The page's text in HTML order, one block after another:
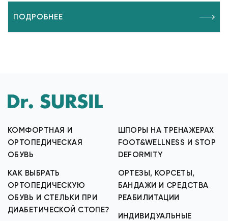
ПОДРОБНЕЕ
КОМФОРТНАЯ И
ОРТОПЕДИЧЕСКАЯ
ОБУВЬ
КАК ВЫБРАТЬ
ОРТОПЕДИЧЕСКУЮ
ОБУВЬ И СТЕЛЬКИ ПРИ
ДИАБЕТИЧЕСКОЙ СТОПЕ?
ШПОРЫ НА ТРЕНАЖЕРАХ
FOOT&WELLNESS И STOP
DEFORMITY
ОРТЕЗЫ, КОРСЕТЫ,
БАНДАЖИ И СРЕДСТВА
РЕАБИЛИТАЦИИ
ИНДИВИДУАЛЬНЫЕ